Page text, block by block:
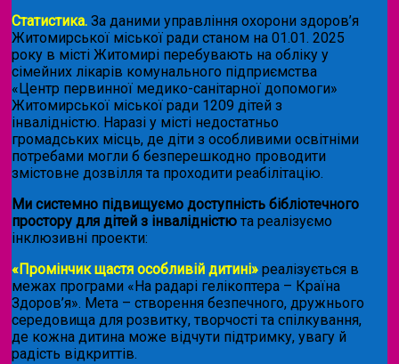
Статистика. За даними управління охорони здоров’я
Житомирської міської ради станом на 01.01. 2025
року в місті Житомирі перебувають на обліку у
сімейних лікарів комунального підприємства
«Центр первинної медико-санітарної допомоги»
Житомирської міської ради 1209 дітей з
інвалідністю. Наразі у місті недостатньо
громадських місць, де діти з особливими освітніми
потребами могли б безперешкодно проводити
змістовне дозвілля та проходити реабілітацію.
Ми системно підвищуємо доступність бібліотечного
простору для дітей з інвалідністю та реалізуємо
інклюзивні проекти:
«Промінчик щастя особливій дитині» реалізується в
межах програми «На радарі гелікоптера – Країна
Здоров’я». Мета – створення безпечного, дружнього
середовища для розвитку, творчості та спілкування,
де кожна дитина може відчути підтримку, увагу й
радість відкриттів.